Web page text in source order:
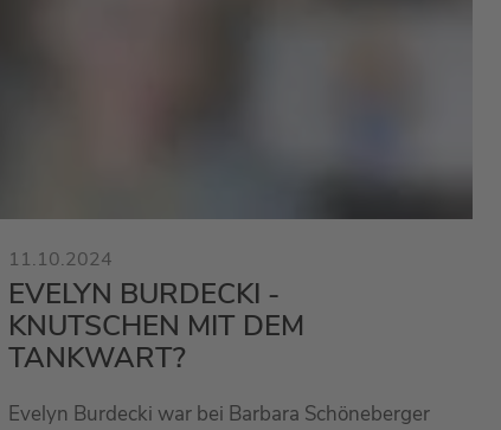
11.10.2024
EVELYN BURDECKI -
KNUTSCHEN MIT DEM
TANKWART?
Evelyn Burdecki war bei Barbara Schöneberger